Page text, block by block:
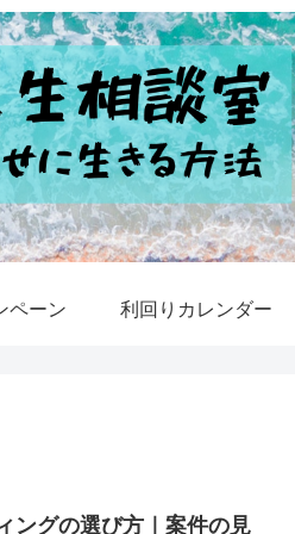
ペーン 利回りカレンダー
ングの選び方｜案件の見